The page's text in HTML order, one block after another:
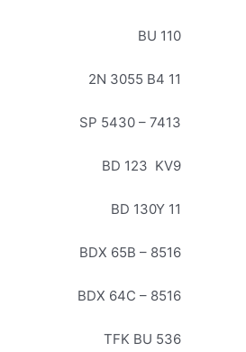
BU 110
2N 3055 B4 11
SP 5430 – 7413
BD 123 KV9
BD 130Y 11
BDX 65B – 8516
BDX 64C – 8516
TFK BU 536